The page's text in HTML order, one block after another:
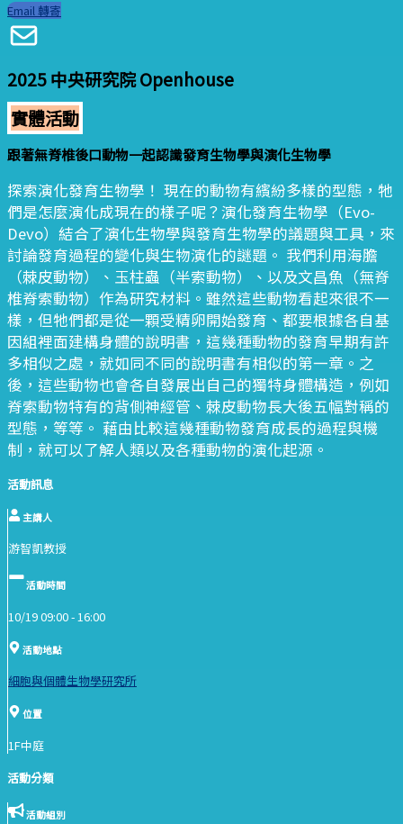
Email 轉寄
2025 中央研究院 Openhouse
實體活動
跟著無脊椎後口動物一起認識發育生物學與演化生物學
探索演化發育生物學！ 現在的動物有繽紛多樣的型態，牠
們是怎麼演化成現在的樣子呢？演化發育生物學（Evo-
Devo）結合了演化生物學與發育生物學的議題與工具，來
討論發育過程的變化與生物演化的謎題。 我們利用海膽
（棘皮動物）、玉柱蟲（半索動物）、以及文昌魚（無脊
椎脊索動物）作為研究材料。雖然這些動物看起來很不一
樣，但牠們都是從一顆受精卵開始發育、都要根據各自基
因組裡面建構身體的說明書，這幾種動物的發育早期有許
多相似之處，就如同不同的說明書有相似的第一章。之
後，這些動物也會各自發展出自己的獨特身體構造，例如
脊索動物特有的背側神經管、棘皮動物長大後五幅對稱的
型態，等等。 藉由比較這幾種動物發育成長的過程與機
制，就可以了解人類以及各種動物的演化起源。
活動訊息
主講人
游智凱教授
活動時間
10/19 09:00 -16:00
活動地點
細胞與個體生物學研究所
位置
1F中庭
活動分類
活動組別